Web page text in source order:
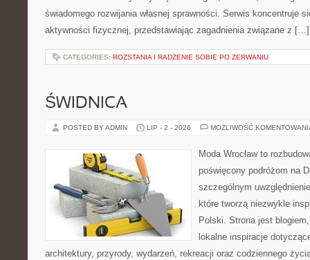
świadomego rozwijania własnej sprawności. Serwis koncentruje
aktywności fizycznej, przedstawiając zagadnienia związane z […]
CATEGORIES: ROZSTANIA I RADZENIE SOBIE PO ZERWANIU
ŚWIDNICA
POSTED BY ADMIN LIP - 2 - 2026 MOŻLIWOŚĆ
Moda Wrocław to
poświęcony podróżom na
szczególnym
które tworzą niezwykle
Polski. Strona jest
lokalne inspiracje
architektury, przyrody, wydarzeń, rekreacji oraz codziennego